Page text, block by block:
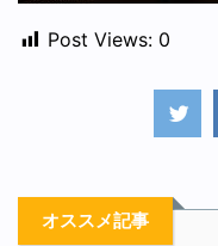
Post Views: 0
オススメ記事